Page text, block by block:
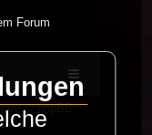
Forum
© phpBB